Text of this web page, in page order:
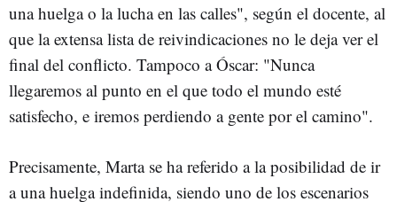
una huelga o la lucha en las calles", según el docente, al
que la extensa lista de reivindicaciones no le deja ver el
final del conflicto. Tampoco a Óscar: "Nunca
llegaremos al punto en el que todo el mundo esté
satisfecho, e iremos perdiendo a gente por el camino".
Precisamente, Marta se ha referido a la posibilidad de ir
a una huelga indefinida, siendo uno de los escenarios